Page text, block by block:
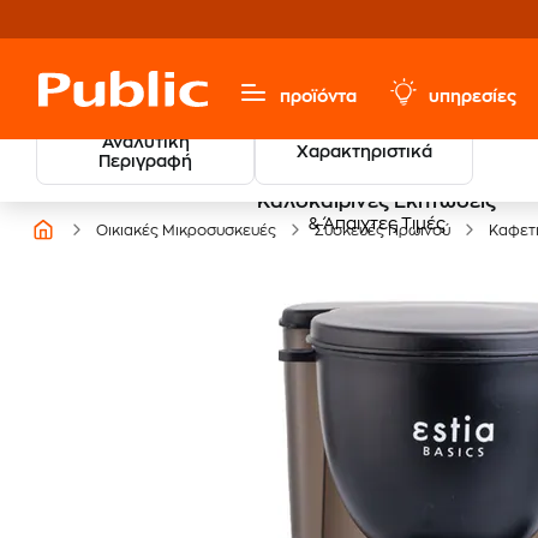
προϊόντα υπηρεσίες
Αναλυτική
Περιγραφή
Χαρακτηριστικά
Καλοκαιρινές Εκπτώσεις
& Άπαιχτες Τιμές
Οικιακές Μικροσυσκευές Συσκευές Πρωινού